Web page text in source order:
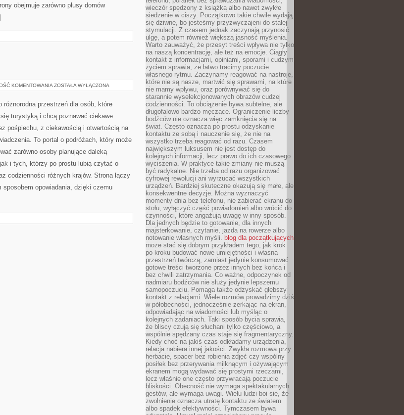
obejmuje zarówno plusy domów
KOMENTOWANIA GRECJA
ZOSTAŁA WYŁĄCZONA
różnorodna przestrzeń dla osób, które
turystyką i chcą poznawać ciekawe
pośpiechu, z ciekawością i otwartością na
To portal o podróżach, który może
zarówno osoby planujące daleką
i tych, którzy po prostu lubią czytać o
codzienności różnych krajów. Strona łączy
opowiadania, dzięki czemu
wieczór spędzony z książką albo nawet zwykłe
siedzenie w ciszy. Początkowo takie chwile wydają
się dziwne, bo jesteśmy przyzwyczajeni do stałej
stymulacji. Z czasem jednak zaczynają przynosić
ulgę, a potem również większą jasność myślenia.
Warto zauważyć, że przesyt treści wpływa nie tylko
na naszą koncentrację, ale też na emocje. Ciągły
kontakt z informacjami, opiniami, sporami i cudzym
życiem sprawia, że łatwo tracimy poczucie
własnego rytmu. Zaczynamy reagować na nastroje,
które nie są nasze, martwić się sprawami, na które
nie mamy wpływu, oraz porównywać się do
starannie wyselekcjonowanych obrazów cudzej
codzienności. To obciążenie bywa subtelne, ale
długofalowo bardzo męczące. Ograniczenie liczby
bodźców nie oznacza więc zamknięcia się na
świat. Często oznacza po prostu odzyskanie
kontaktu ze sobą i nauczenie się, że nie na
wszystko trzeba reagować od razu. Czasem
największym luksusem nie jest dostęp do
kolejnych informacji, lecz prawo do ich czasowego
wyciszenia. W praktyce takie zmiany nie muszą
być radykalne. Nie trzeba od razu organizować
cyfrowej rewolucji ani wyrzucać wszystkich
urządzeń. Bardziej skuteczne okazują się małe, ale
konsekwentne decyzje. Można wyznaczyć
momenty dnia bez telefonu, nie zabierać ekranu do
stołu, wyłączyć część powiadomień albo wrócić do
czynności, które angażują uwagę w inny sposób.
Dla jednych będzie to gotowanie, dla innych
majsterkowanie, czytanie, jazda na rowerze albo
notowanie własnych myśli. blog dla początkujących
może stać się dobrym przykładem tego, jak krok
po kroku budować nowe umiejętności i własną
przestrzeń twórczą, zamiast jedynie konsumować
gotowe treści tworzone przez innych bez końca i
bez chwili zatrzymania. Co ważne, odpoczynek od
nadmiaru bodźców nie służy jedynie lepszemu
samopoczuciu. Pomaga także odzyskać głębszy
kontakt z relacjami. Wiele rozmów prowadzimy dziś
w półobecności, jednocześnie zerkając na ekran,
odpowiadając na wiadomości lub myśląc o
kolejnych zadaniach. Taki sposób bycia sprawia,
że bliscy czują się słuchani tylko częściowo, a
wspólnie spędzany czas staje się fragmentaryczny.
Kiedy choć na jakiś czas odkładamy urządzenia,
relacja nabiera innej jakości. Zwykła rozmowa przy
herbacie, spacer bez robienia zdjęć czy wspólny
posiłek bez przerywania milknącym i ożywającym
ekranem mogą wydawać się prostymi rzeczami,
lecz właśnie one często przywracają poczucie
bliskości. Obecność nie wymaga spektakularnych
gestów, ale wymaga uwagi. Wielu ludzi boi się, że
zwolnienie oznacza utratę kontaktu ze światem
albo spadek efektywności. Tymczasem bywa